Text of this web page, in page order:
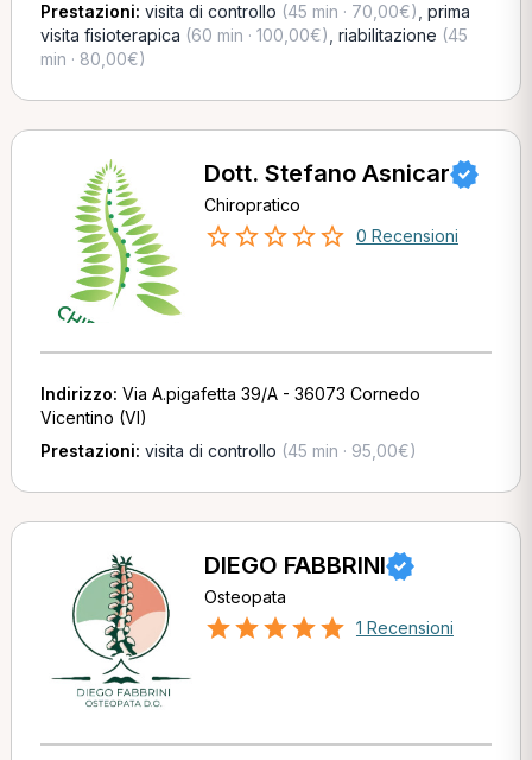
Prestazioni: visita di controllo (45 min · 70,00€) prima
visita fisioterapica (60 min · 100,00€) riabilitazione (45
min · 80,00€)
Dott. Stefano Asnicar
Chiropratico
0 Recensioni
Indirizzo: Via A.pigafetta 39/A - 36073 Cornedo
Vicentino (VI)
Prestazioni: visita di controllo (45 min · 95,00€)
DIEGO FABBRINI
Osteopata
1 Recensioni